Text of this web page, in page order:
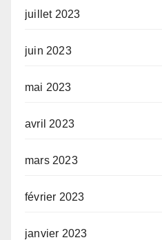
juillet 2023
juin 2023
mai 2023
avril 2023
mars 2023
février 2023
janvier 2023